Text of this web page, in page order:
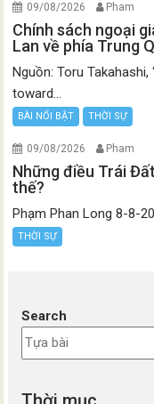
09/08/2026 Pham
Chính sách ngoại
Lan về phía Trung
Nguồn: Toru Takahashi,
toward...
BÀI NỔI BẬT THỜI SỰ
09/08/2026 Pham
Những điều Trái
thế?
Phạm Phan Long 8-8-
THỜI SỰ
Search